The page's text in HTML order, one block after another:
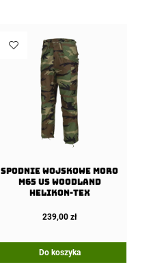
Spodnie wojskowe moro
M65 US Woodland
Helikon-Tex
239,00 zł
Do koszyka